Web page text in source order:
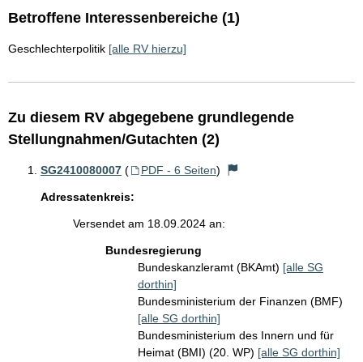
Betroffene Interessenbereiche (1)
Geschlechterpolitik [alle RV hierzu]
Zu diesem RV abgegebene grundlegende
Stellungnahmen/Gutachten (2)
SG2410080007 ( PDF - 6 Seiten)
Adressatenkreis:
Versendet am 18.09.2024 an:
Bundesregierung
Bundeskanzleramt (BKAmt) [alle SG
dorthin]
Bundesministerium der Finanzen (BMF)
[alle SG dorthin]
Bundesministerium des Innern und für
Heimat (BMI) (20. WP) [alle SG dorthin]